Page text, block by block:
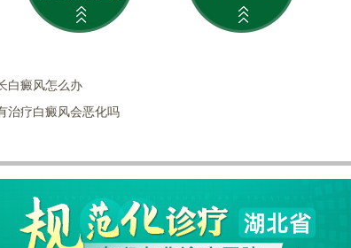
白癜风怎么办
治疗白癜风会恶化吗